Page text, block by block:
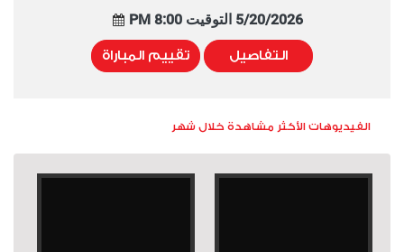
5/20/2026 التوقيت 8:00 PM
التفاصيل تقييم المباراة
الفيديوهات الأكثر مشاهدة خلال شهر